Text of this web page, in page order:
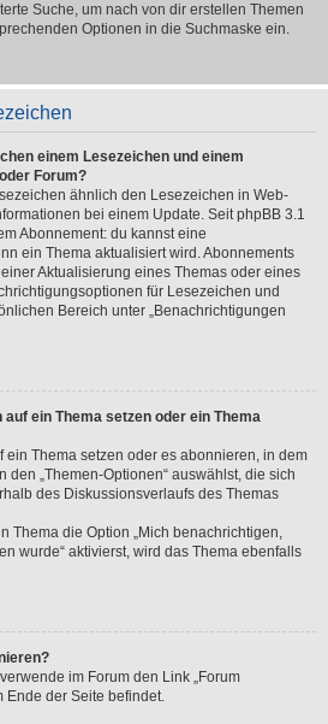
Suche, um nach von dir erstellen Themen
Optionen in die Suchmaske ein.
einem Lesezeichen und einem
Forum?
ähnlich den Lesezeichen in Web-
bei einem Update. Seit phpBB 3.1
Abonnement: du kannst eine
ein Thema aktualisiert wird. Abonnements
Aktualisierung eines Themas oder eines
für Lesezeichen und
Bereich unter „Benachrichtigungen
ein Thema setzen oder ein Thema
ein Thema setzen oder es abonnieren, in dem
den „Themen-Optionen“ auswählst, die sich
des Diskussionsverlaufs des Themas
Thema die Option „Mich benachrichtigen,
wurde“ aktivierst, wird das Thema ebenfalls
im Forum den Link „Forum
Ende der Seite befindet.